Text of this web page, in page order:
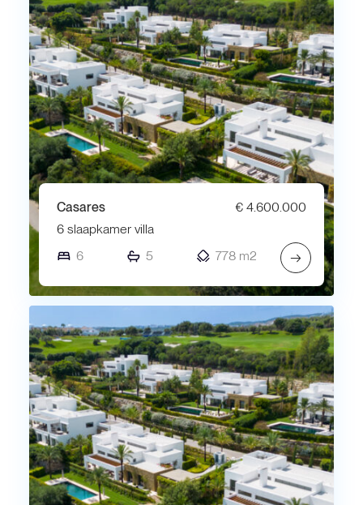
Casares
€ 4.600.000
6 slaapkamer villa
6
5 778 m2 →